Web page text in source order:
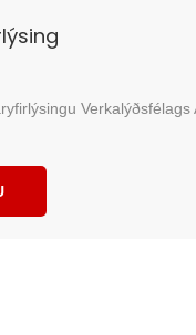
Verkalýðsfélags